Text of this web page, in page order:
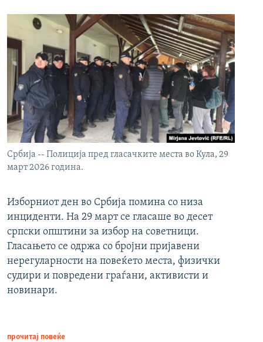
Србија -- Полиција пред гласачките места во Кула, 29
март 2026 година.
Изборниот ден во Србија помина со низа
инциденти. На 29 март се гласаше во десет
српски општини за избор на советници.
Гласањето се одржа со бројни пријавени
нерегуларности на повеќето места, физички
судири и повредени граѓани, активисти и
новинари.
прочитај повеќе